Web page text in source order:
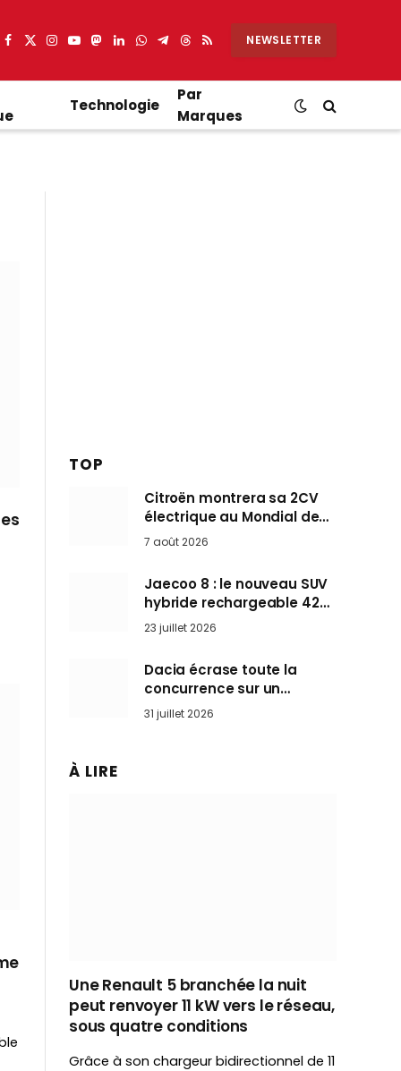
Facebook
X
Instagram
YouTube
Mastodon
LinkedIn
WhatsApp
Partager
Telegram
Threads
RSS NEWSLETTER
Technologie
Par
Marques
TOP
Citroën montrera sa 2CV
électrique au Mondial de
Paris pendant que BMW et
7 août 2026
Jaecoo 8 : le nouveau SUV
hybride rechargeable 428
ch qui vise l’Audi Q7 arrive
en Europe cet automne
23 juillet 2026
Dacia écrase toute la
concurrence sur un
marché où personne ne
l’attendait
31 juillet 2026
À LIRE
Une Renault 5 branchée la nuit
peut renvoyer 11 kW vers le réseau,
sous quatre conditions
Grâce à son chargeur bidirectionnel de 11